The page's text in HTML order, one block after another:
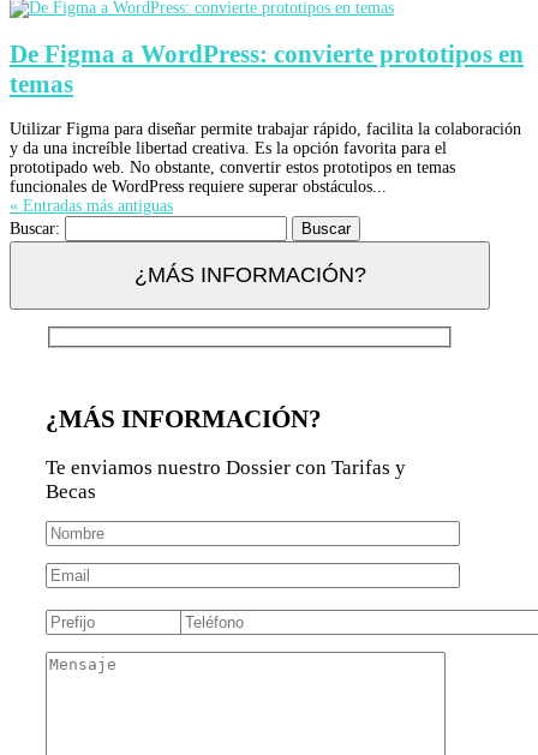
De Figma a WordPress: convierte prototipos en
temas
Utilizar Figma para diseñar permite trabajar rápido, facilita la colaboración
y da una increíble libertad creativa. Es la opción favorita para el
prototipado web. No obstante, convertir estos prototipos en temas
funcionales de WordPress requiere superar obstáculos...
« Entradas más antiguas
Buscar:
¿MÁS INFORMACIÓN?
¿MÁS INFORMACIÓN?
Te enviamos nuestro Dossier con Tarifas y
Becas